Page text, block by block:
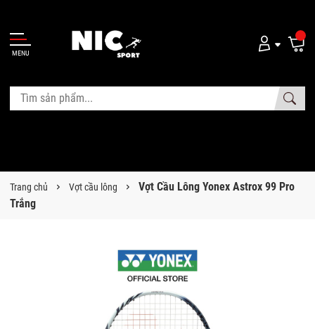
MENU
Trang chủ Vợt cầu lông
Vợt Cầu Lông Yonex Astrox 99 Pro
Trắng